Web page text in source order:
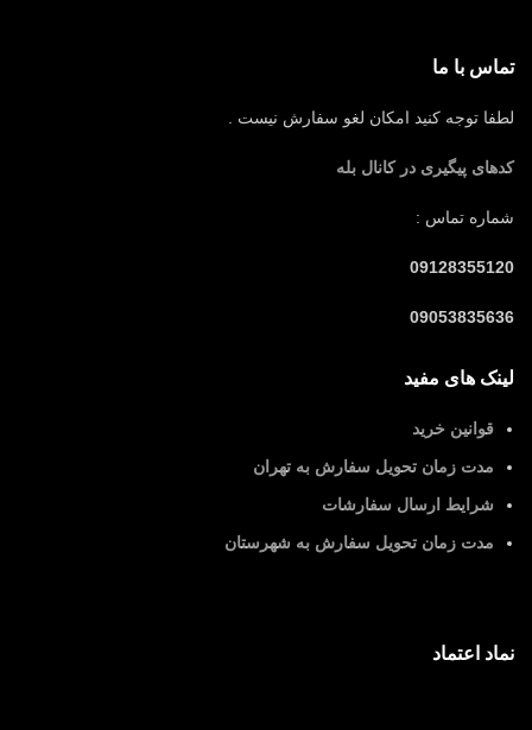
تماس با ما
لطفا توجه کنید امکان لغو سفارش نیست .
کدهای پیگیری در کانال بله
شماره تماس :
09128355120
09053835636
لینک های مفید
قوانین خرید
مدت زمان تحویل سفارش به تهران
شرایط ارسال سفارشات
مدت زمان تحویل سفارش به شهرستان
نماد اعتماد